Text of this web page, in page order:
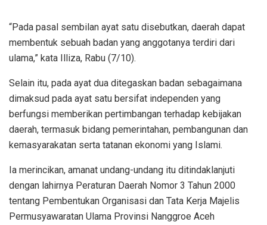
“Pada pasal sembilan ayat satu disebutkan, daerah dapat
membentuk sebuah badan yang anggotanya terdiri dari
ulama,” kata Illiza, Rabu (7/10).
Selain itu, pada ayat dua ditegaskan badan sebagaimana
dimaksud pada ayat satu bersifat independen yang
berfungsi memberikan pertimbangan terhadap kebijakan
daerah, termasuk bidang pemerintahan, pembangunan dan
kemasyarakatan serta tatanan ekonomi yang Islami.
Ia merincikan, amanat undang-undang itu ditindaklanjuti
dengan lahirnya Peraturan Daerah Nomor 3 Tahun 2000
tentang Pembentukan Organisasi dan Tata Kerja Majelis
Permusyawaratan Ulama Provinsi Nanggroe Aceh